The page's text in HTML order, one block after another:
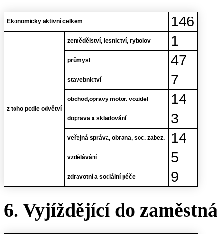
Ekonomicky aktivní celkem 146
z toho podle odvětví
zemědělství, lesnictví, rybolov 1
průmysl 47
stavebnictví 7
obchod,opravy motor. vozidel 14
doprava a skladování 3
veřejná správa, obrana, soc. zabez. 14
vzdělávání 5
zdravotní a sociální péče 9
6. Vyjíždějící do